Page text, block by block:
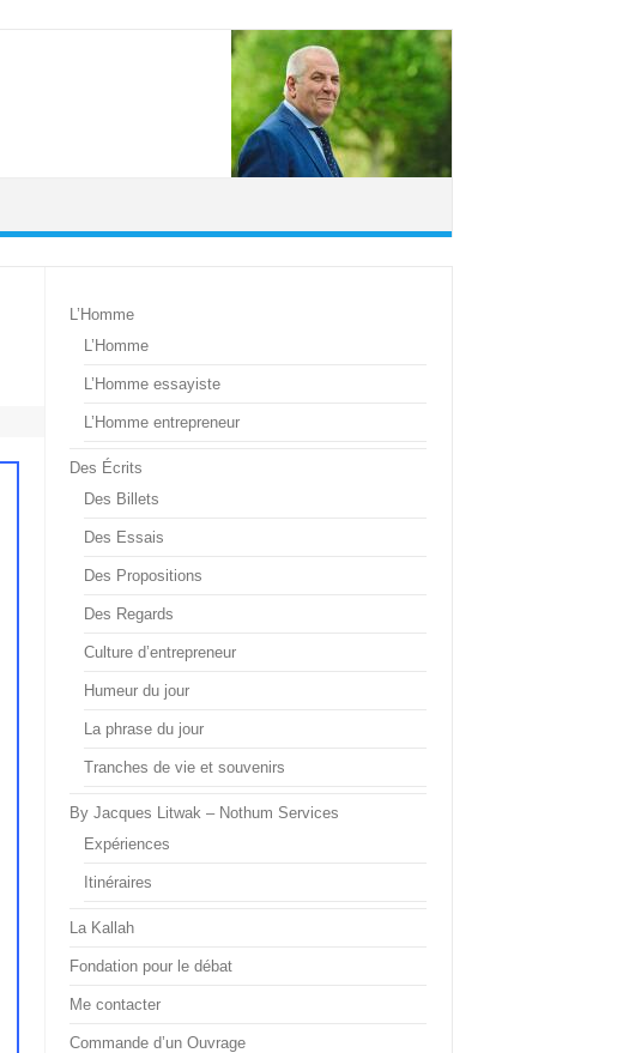
L’Homme
L’Homme
L’Homme essayiste
L’Homme entrepreneur
Des Écrits
Des Billets
Des Essais
Des Propositions
Des Regards
Culture d’entrepreneur
Humeur du jour
La phrase du jour
Tranches de vie et souvenirs
By Jacques Litwak – Nothum Services
Expériences
Itinéraires
La Kallah
Fondation pour le débat
Me contacter
Commande d’un Ouvrage